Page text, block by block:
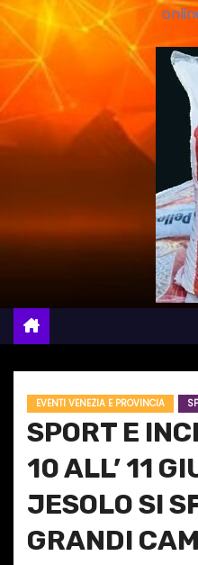
EVENTI VENEZIA E PROVINCIA
SPORT E
10 ALL’ 11
JESOLO SI
GRANDI